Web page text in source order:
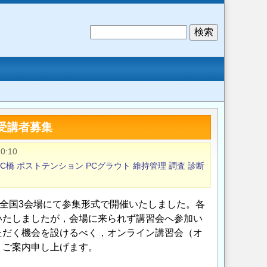
講者募集
橋 ポストテンション PCグラウト 維持管理 調査 診断
国3会場にて参集形式で開催いたしました。各
しましたが，会場に来られず講習会へ参加い
く機会を設けるべく，オンライン講習会（オ
案内申し上げます。